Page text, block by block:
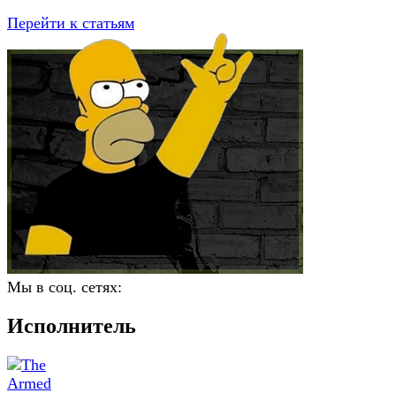
Перейти к статьям
Мы в соц. сетях:
Исполнитель